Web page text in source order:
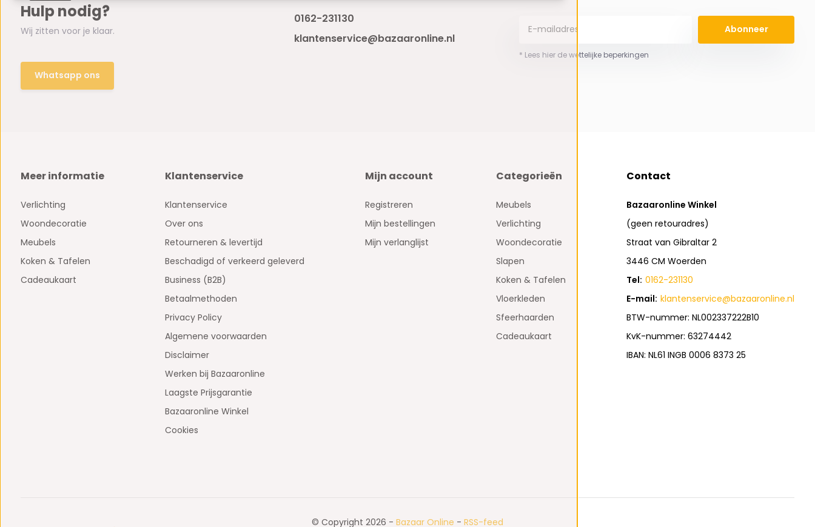
Hulp nodig?
Wij zitten voor je klaar.
Whatsapp ons
0162-231130
klantenservice@bazaaronline.nl
Abonneer
* Lees hier de wettelijke beperkingen
Meer informatie
Verlichting
Woondecoratie
Meubels
Koken & Tafelen
Cadeaukaart
Klantenservice
Klantenservice
Over ons
Retourneren & levertijd
Beschadigd of verkeerd geleverd
Business (B2B)
Betaalmethoden
Privacy Policy
Algemene voorwaarden
Disclaimer
Werken bij Bazaaronline
Laagste Prijsgarantie
Bazaaronline Winkel
Cookies
Mijn account
Registreren
Mijn bestellingen
Mijn verlanglijst
Categorieën
Meubels
Verlichting
Woondecoratie
Slapen
Koken & Tafelen
Vloerkleden
Sfeerhaarden
Cadeaukaart
Contact
Bazaaronline Winkel
(geen retouradres)
Straat van Gibraltar 2
3446 CM Woerden
Tel: 0162-231130
E-mail: klantenservice@bazaaronline.nl
BTW-nummer: NL002337222B10
KvK-nummer: 63274442
IBAN: NL61 INGB 0006 8373 25
© Copyright 2026 - Bazaar Online - RSS-feed